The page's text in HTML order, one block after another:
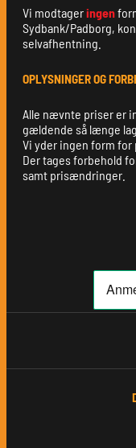
Vi modtageringen
Sydbank/Padborg,
selvafhentning.
OPLYSNINGER OG
Alle nævnte priser er
gældende så længe
Vi yder ingen form for
Der tages forbehold
samt prisændringer.